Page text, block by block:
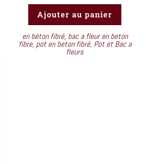
Ajouter au panier
en béton fibré, bac a fleur en beton
fibre, pot en beton fibré, Pot et Bac a
fleurs